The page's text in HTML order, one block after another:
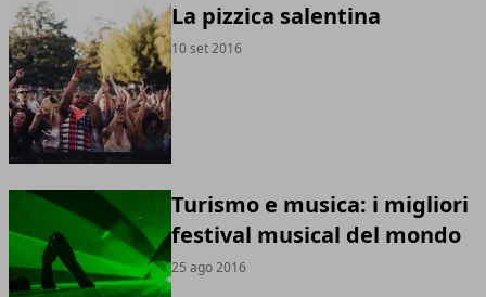
La pizzica salentina
10 set 2016
Turismo e musica: i migliori
festival musical del mondo
25 ago 2016